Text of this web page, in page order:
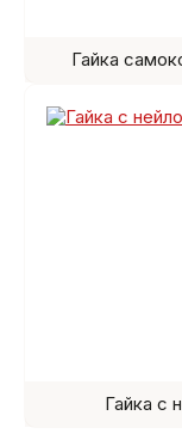
Гайка
Гайка с